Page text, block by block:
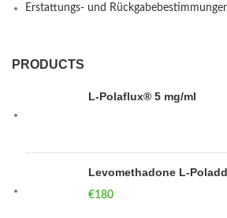
Erstattungs- und
PRODUCTS
L-Polaflux® 5 mg/ml
Levomethadone L-
€180